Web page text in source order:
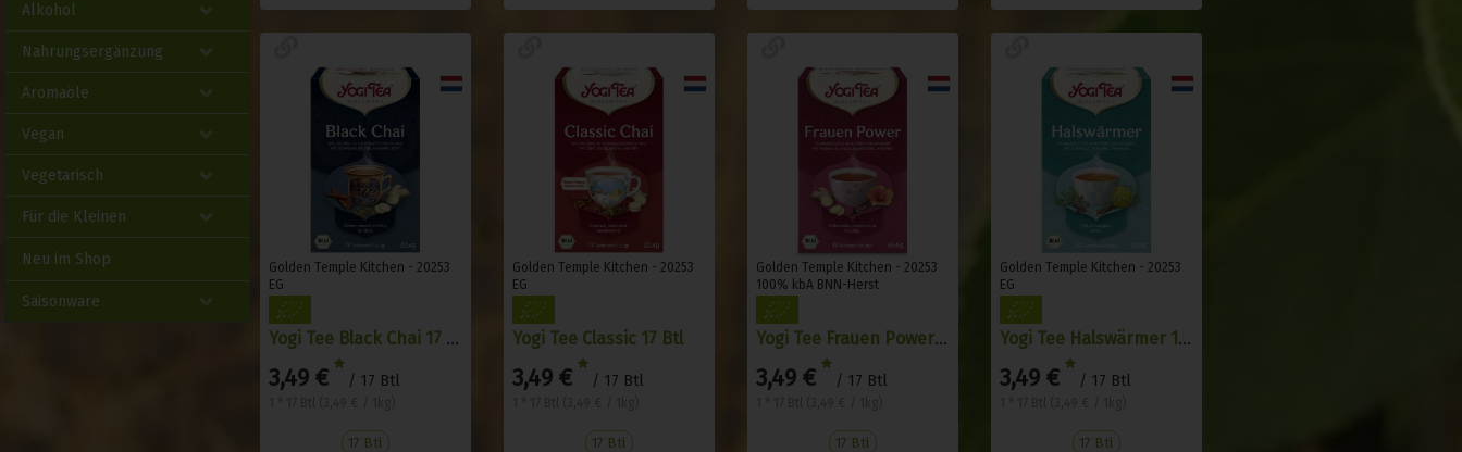
Alkohol
Nahrungsergänzung
Aromaöle
Vegan
Vegetarisch
Für die Kleinen
Neu im Shop
Saisonware
Golden Temple Kitchen - 20253
EG
Yogi Tee Black Chai 17 Btl
3,49 € * / 17 Btl
17 Btl
Golden Temple Kitchen - 20253
EG
Yogi Tee Classic 17 Btl
3,49 € * / 17 Btl
17 Btl
Golden Temple Kitchen - 20253
100% kbA BNN-Herst
Yogi Tee Frauen Power 17 Btl
3,49 € * / 17 Btl
17 Btl
Golden Temple Kitchen - 20253
EG
Yogi Tee Halswärmer 17 Btl
3,49 € * / 17 Btl
17 Btl